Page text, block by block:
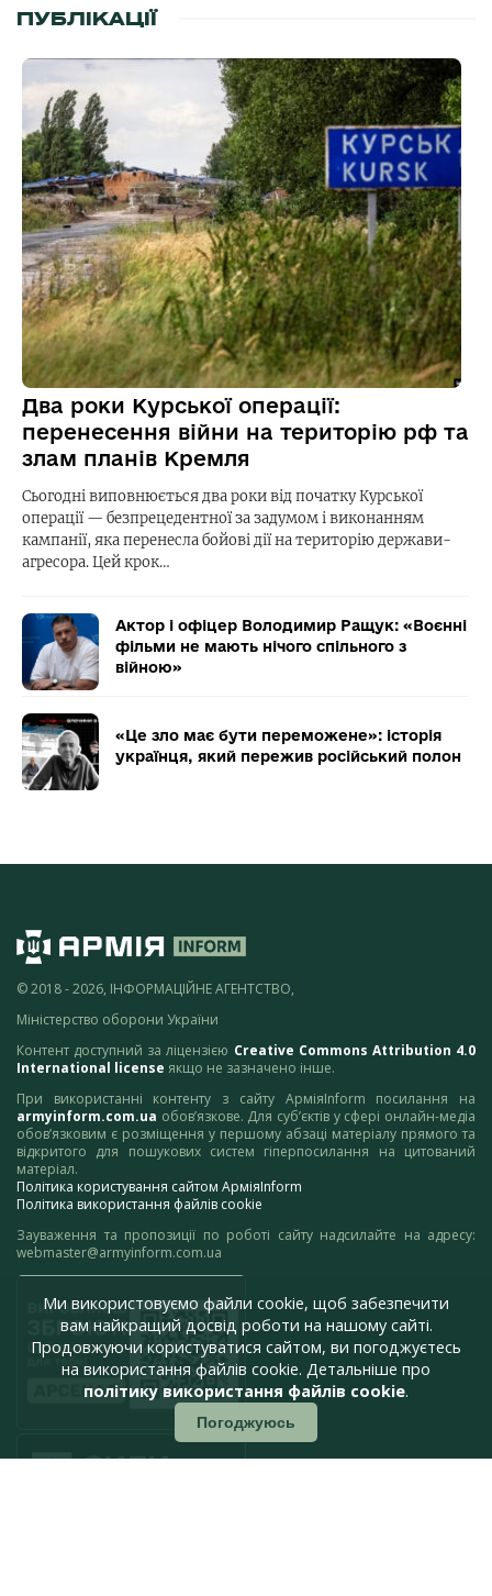
ПУБЛІКАЦІЇ
Два роки Курської операції:
перенесення війни на територію рф та
злам планів Кремля
Сьогодні виповнюється два роки від початку Курської
операції — безпрецедентної за задумом і виконанням
кампанії, яка перенесла бойові дії на територію держави-
агресора. Цей крок…
Актор і офіцер Володимир Ращук: «Воєнні
фільми не мають нічого спільного з
війною»
«Це зло має бути переможене»: історія
українця, який пережив російський полон
© 2018 - 2026, ІНФОРМАЦІЙНЕ АГЕНТСТВО,
Міністерство оборони України
Контент доступний за ліцензією Creative Commons Attribution 4.0
International license якщо не зазначено інше.
При використанні контенту з сайту АрміяInform посилання на
armyinform.com.ua обов’язкове. Для суб’єктів у сфері онлайн-медіа
обов’язковим є розміщення у першому абзаці матеріалу прямого та
відкритого для пошукових систем гіперпосилання на цитований
матеріал.
Політика користування сайтом АрміяInform
Політика використання файлів cookie
Зауваження та пропозиції по роботі сайту надсилайте на адресу:
webmaster@armyinform.com.ua
Ми використовуємо файли cookie, щоб забезпечити
вам найкращий досвід роботи на нашому сайті.
Продовжуючи користуватися сайтом, ви погоджуєтесь
на використання файлів cookie. Детальніше про
політику використання файлів cookie.
Погоджуюсь